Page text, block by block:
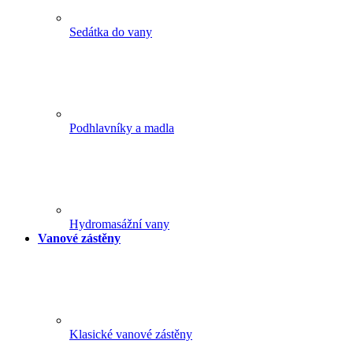
Sedátka do vany
Podhlavníky a madla
Hydromasážní vany
Vanové zástěny
Klasické vanové zástěny